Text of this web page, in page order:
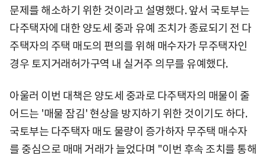
문제를 해소하기 위한 것이라고 설명했다. 앞서 국토부는
다주택자에 대한 양도세 중과 유예 조치가 종료되기 전 다
주택자의 주택 매도의 편의를 위해 매수자가 무주택자인
경우 토지거래허가구역 내 실거주 의무를 유예했다.
아울러 이번 대책은 양도세 중과로 다주택자의 매물이 줄
어드는 '매물 잠김' 현상을 방지하기 위한 것이기도 하다.
국토부는 다주택자 매도 물량이 증가하자 무주택 매수자
를 중심으로 매매 거래가 늘었다며 "이번 후속 조치를 통해